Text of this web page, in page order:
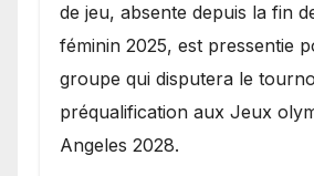
de jeu, absente depuis la fin
féminin 2025, est pressentie
groupe qui disputera le
préqualification aux Jeux
Angeles 2028.